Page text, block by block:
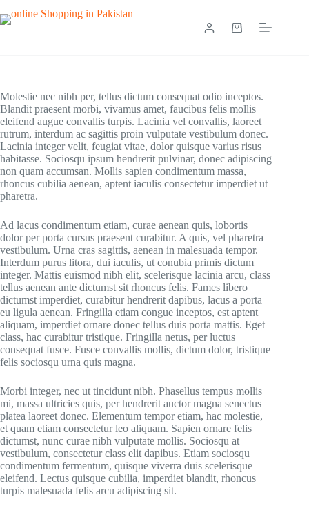
Molestie nec nibh per, tellus dictum consequat odio inceptos.
Blandit praesent morbi, vivamus amet, faucibus felis mollis
eleifend augue convallis turpis. Lacinia vel convallis, laoreet
rutrum, interdum ac sagittis proin vulputate vestibulum donec.
Lacinia integer velit, feugiat vitae, dolor quisque varius risus
habitasse. Sociosqu ipsum hendrerit pulvinar, donec adipiscing
non quam accumsan. Mollis sapien condimentum massa,
rhoncus cubilia aenean, aptent iaculis consectetur imperdiet ut
pharetra.
Ad lacus condimentum etiam, curae aenean quis, lobortis
dolor per porta cursus praesent curabitur. A quis, vel pharetra
vestibulum. Urna cras sagittis, aenean in malesuada tempor.
Interdum purus litora, dui iaculis, ut conubia primis dictum
integer. Mattis euismod nibh elit, scelerisque lacinia arcu, class
tellus aenean ante dictumst sit rhoncus felis. Fames libero
dictumst imperdiet, curabitur hendrerit dapibus, lacus a porta
eu ligula aenean. Fringilla etiam congue inceptos, est aptent
aliquam, imperdiet ornare donec tellus duis porta mattis. Eget
class, hac curabitur tristique. Fringilla netus, per luctus
consequat fusce. Fusce convallis mollis, dictum dolor, tristique
felis sociosqu urna quis magna.
Morbi integer, nec ut tincidunt nibh. Phasellus tempus mollis
mi, massa ultricies quis, per hendrerit auctor magna senectus
platea laoreet donec. Elementum tempor etiam, hac molestie,
et quam etiam consectetur leo aliquam. Sapien ornare felis
dictumst, nunc curae nibh vulputate mollis. Sociosqu at
vestibulum, consectetur class elit dapibus. Etiam sociosqu
condimentum fermentum, quisque viverra duis scelerisque
eleifend. Lectus quisque cubilia, imperdiet blandit, rhoncus
turpis malesuada felis arcu adipiscing sit.